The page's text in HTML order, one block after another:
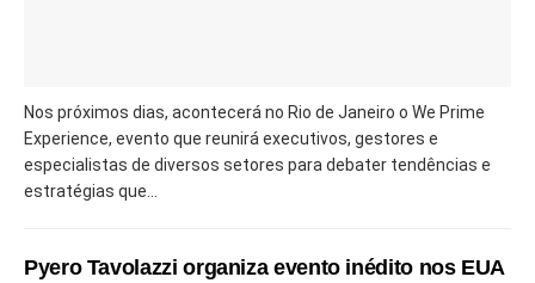
Nos próximos dias, acontecerá no Rio de Janeiro o We Prime
Experience, evento que reunirá executivos, gestores e
especialistas de diversos setores para debater tendências e
estratégias que...
Pyero Tavolazzi organiza evento inédito nos EUA